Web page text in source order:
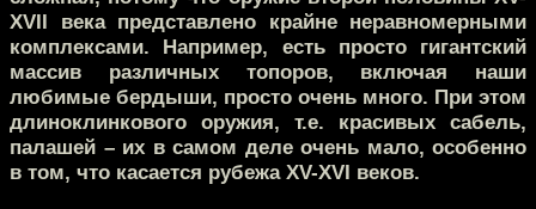
XVII века представлено крайне неравномерными
комплексами. Например, есть просто гигантский
массив различных топоров, включая наши
любимые бердыши, просто очень много. При этом
длиноклинкового оружия, т.е. красивых сабель,
палашей – их в самом деле очень мало, особенно
в том, что касается рубежа XV-XVI веков.